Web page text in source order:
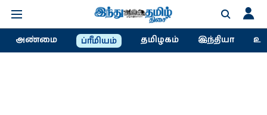
அண்மை ப்ரீமியம் தமிழகம் இந்தியா